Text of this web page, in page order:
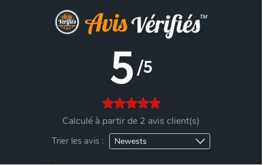
5/5
Calculé à partir de 2 avis client(s)
Trier les avis :